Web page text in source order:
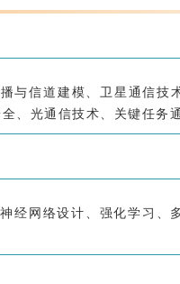
与信道建模、卫星通信
、光通信技术、关键任务
经网络设计、强化学习